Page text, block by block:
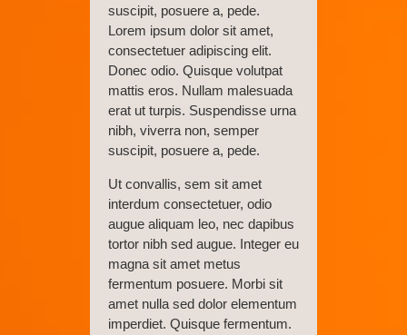
suscipit, posuere a, pede.
Lorem ipsum dolor sit amet,
consectetuer adipiscing elit.
Donec odio. Quisque volutpat
mattis eros. Nullam malesuada
erat ut turpis. Suspendisse urna
nibh, viverra non, semper
suscipit, posuere a, pede.
Ut convallis, sem sit amet
interdum consectetuer, odio
augue aliquam leo, nec dapibus
tortor nibh sed augue. Integer eu
magna sit amet metus
fermentum posuere. Morbi sit
amet nulla sed dolor elementum
imperdiet. Quisque fermentum.